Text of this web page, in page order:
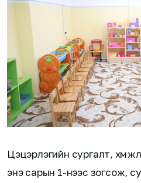
Цэцэрлэгийн сургалт,
энэ сарын 1-нээс зогсож,